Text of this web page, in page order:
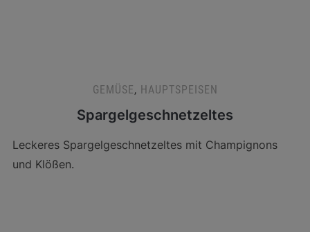
GEMÜSE, HAUPTSPEISEN
Spargelgeschnetzeltes
Leckeres Spargelgeschnetzeltes mit Champignons
und Klößen.